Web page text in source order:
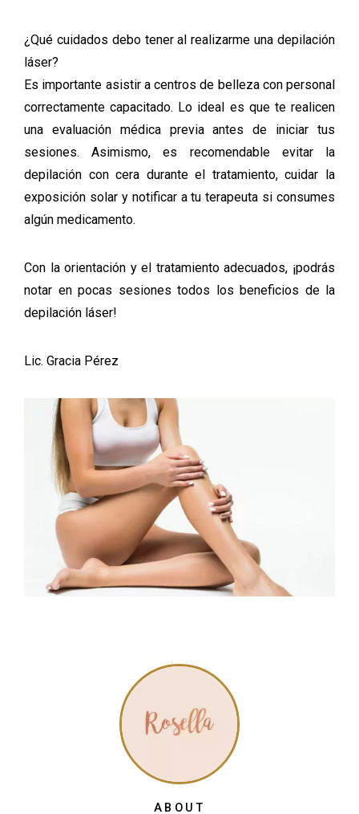
¿Qué cuidados debo tener al realizarme una depilación
láser?
Es importante asistir a centros de belleza con personal
correctamente capacitado. Lo ideal es que te realicen
una evaluación médica previa antes de iniciar tus
sesiones. Asimismo, es recomendable evitar la
depilación con cera durante el tratamiento, cuidar la
exposición solar y notificar a tu terapeuta si consumes
algún medicamento.
Con la orientación y el tratamiento adecuados, ¡podrás
notar en pocas sesiones todos los beneficios de la
depilación láser!
Lic. Gracia Pérez
ABOUT